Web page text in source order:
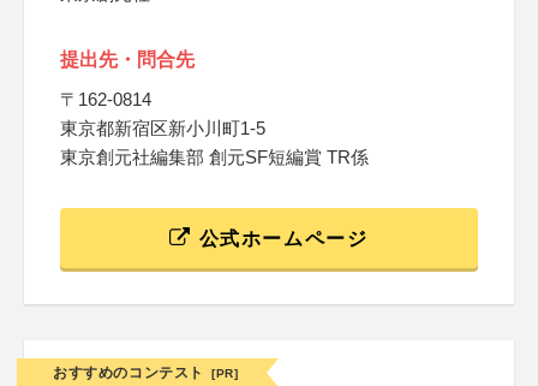
提出先・問合先
〒162-0814
東京都新宿区新小川町1-5
東京創元社編集部 創元SF短編賞 TR係
公式ホームページ
おすすめのコンテスト [PR]